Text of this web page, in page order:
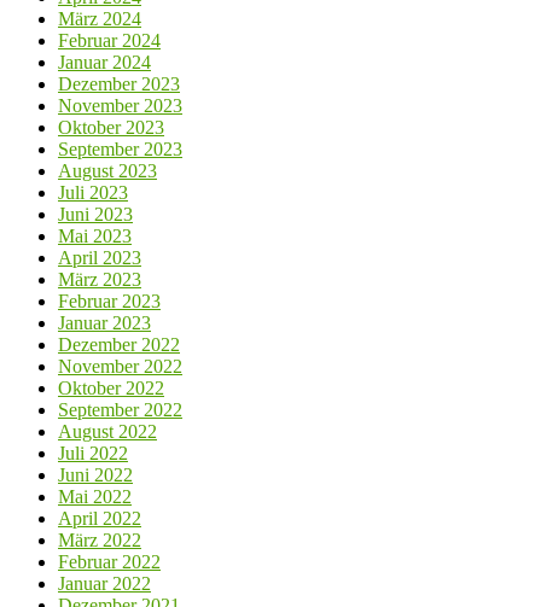
März 2024
Februar 2024
Januar 2024
Dezember 2023
November 2023
Oktober 2023
September 2023
August 2023
Juli 2023
Juni 2023
Mai 2023
April 2023
März 2023
Februar 2023
Januar 2023
Dezember 2022
November 2022
Oktober 2022
September 2022
August 2022
Juli 2022
Juni 2022
Mai 2022
April 2022
März 2022
Februar 2022
Januar 2022